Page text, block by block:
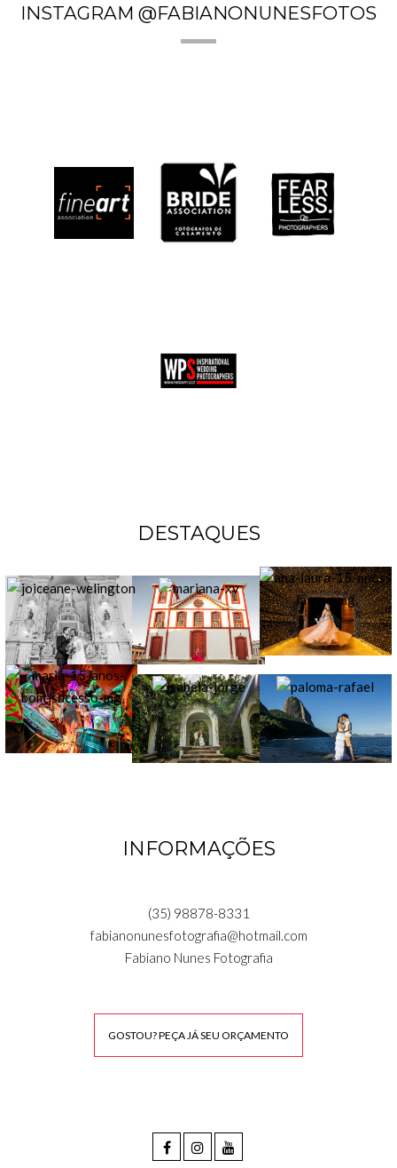
INSTAGRAM @FABIANONUNESFOTOS
DESTAQUES
INFORMAÇÕES
(35) 98878-8331
fabianonunesfotografia@hotmail.com
Fabiano Nunes Fotografia
GOSTOU? PEÇA JÁ SEU ORÇAMENTO